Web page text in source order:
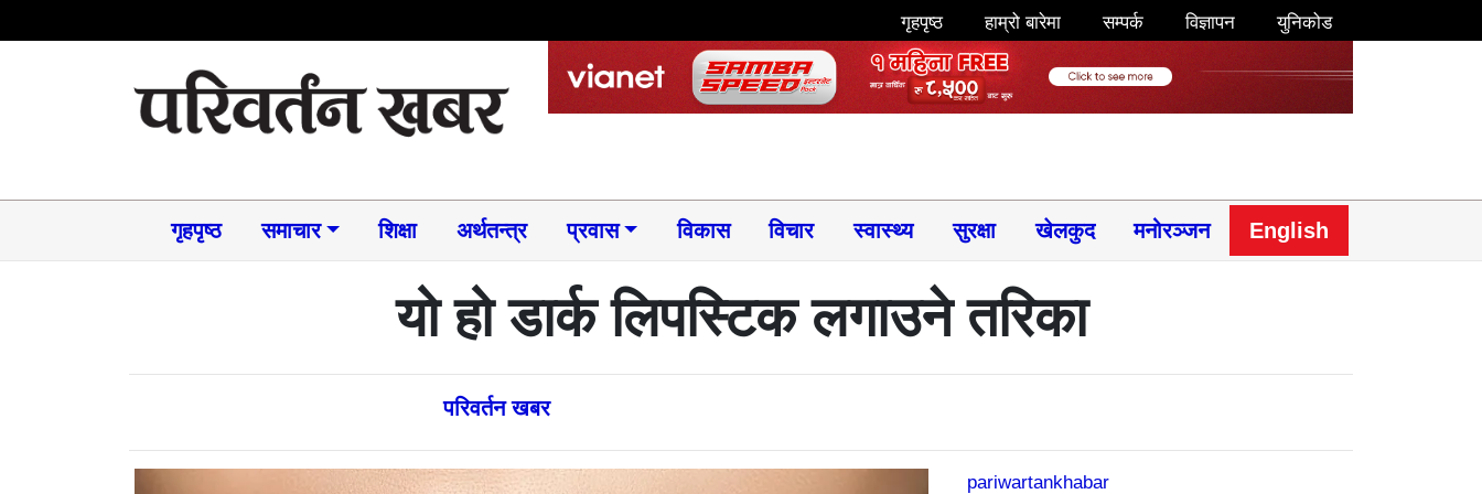
गृहपृष्ठ हाम्रो बारेमा सम्पर्क विज्ञापन युनिकोड
गृहपृष्ठ समाचार​ शिक्षा अर्थतन्त्र प्रवास विकास विचार स्वास्थ्य सुरक्षा खेलकुद मनोरञ्जन English
यो हो डार्क लिपस्टिक लगाउने तरिका
परिवर्तन खबर
pariwartankhabar